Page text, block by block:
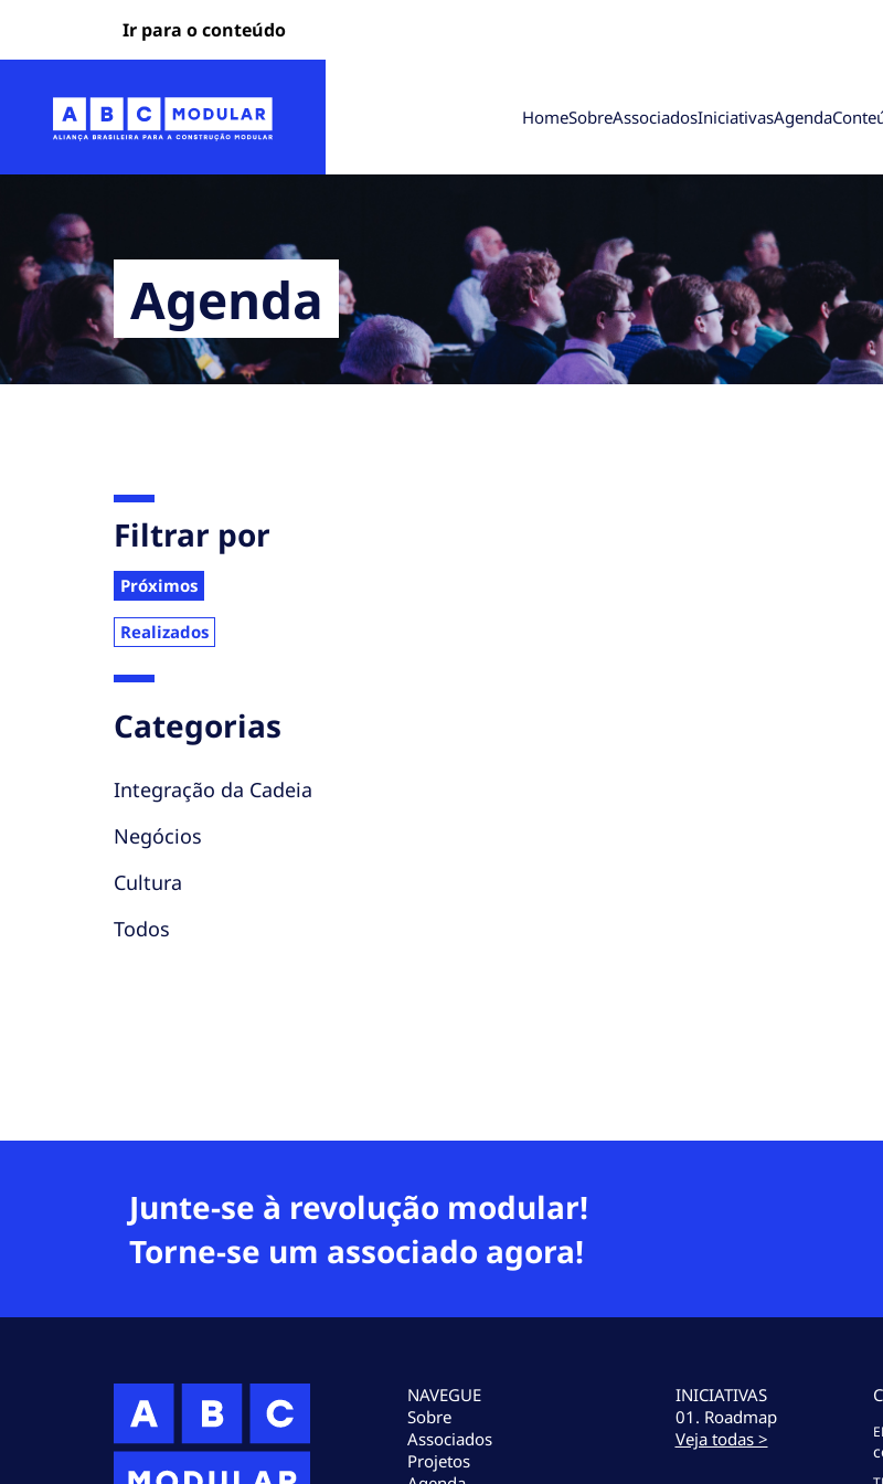
Ir para o conteúdo
HomeSobreAssociadosIniciativasAgenda
Agenda
Filtrar por
Próximos
Realizados
Categorias
Integração da Cadeia
Negócios
Cultura
Todos
Junte-se à revolução modular!
Torne-se um associado agora!
NAVEGUE
Sobre
Associados
Projetos
INICIATIVAS
01. Roadmap
Veja todas >